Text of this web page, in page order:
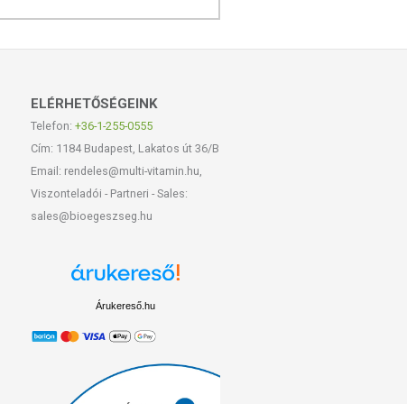
ELÉRHETŐSÉGEINK
Telefon: +36-1-255-0555
Cím: 1184 Budapest, Lakatos út 36/B
Email: rendeles@multi-vitamin.hu,
Viszonteladói - Partneri - Sales:
sales@bioegeszseg.hu
Árukereső.hu